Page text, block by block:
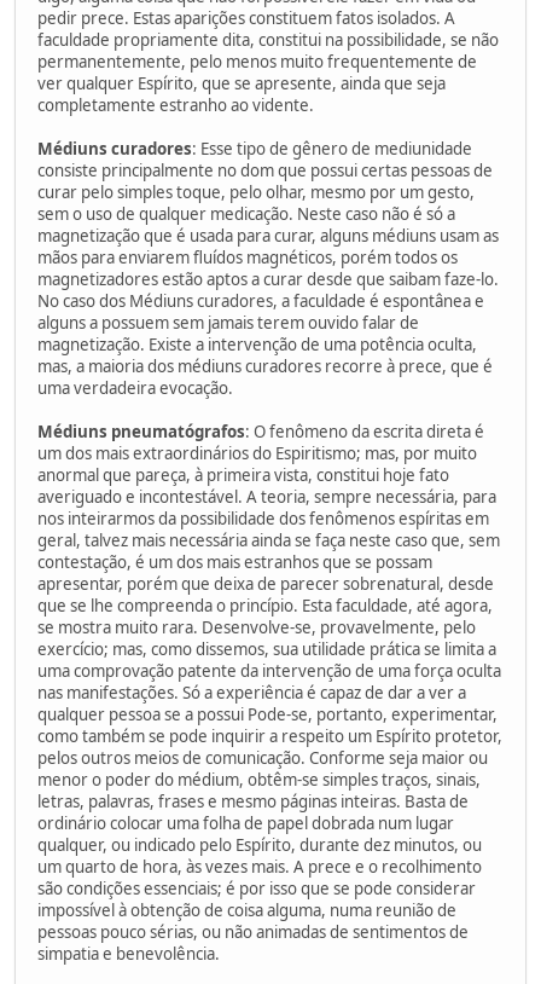
pedir prece. Estas aparições constituem fatos isolados. A
faculdade propriamente dita, constitui na possibilidade, se não
permanentemente, pelo menos muito frequentemente de
ver qualquer Espírito, que se apresente, ainda que seja
completamente estranho ao vidente.
Médiuns curadores: Esse tipo de gênero de mediunidade
consiste principalmente no dom que possui certas pessoas de
curar pelo simples toque, pelo olhar, mesmo por um gesto,
sem o uso de qualquer medicação. Neste caso não é só a
magnetização que é usada para curar, alguns médiuns usam as
mãos para enviarem fluídos magnéticos, porém todos os
magnetizadores estão aptos a curar desde que saibam faze-lo.
No caso dos Médiuns curadores, a faculdade é espontânea e
alguns a possuem sem jamais terem ouvido falar de
magnetização. Existe a intervenção de uma potência oculta,
mas, a maioria dos médiuns curadores recorre à prece, que é
uma verdadeira evocação.
Médiuns pneumatógrafos: O fenômeno da escrita direta é
um dos mais extraordinários do Espiritismo; mas, por muito
anormal que pareça, à primeira vista, constitui hoje fato
averiguado e incontestável. A teoria, sempre necessária, para
nos inteirarmos da possibilidade dos fenômenos espíritas em
geral, talvez mais necessária ainda se faça neste caso que, sem
contestação, é um dos mais estranhos que se possam
apresentar, porém que deixa de parecer sobrenatural, desde
que se lhe compreenda o princípio. Esta faculdade, até agora,
se mostra muito rara. Desenvolve-se, provavelmente, pelo
exercício; mas, como dissemos, sua utilidade prática se limita a
uma comprovação patente da intervenção de uma força oculta
nas manifestações. Só a experiência é capaz de dar a ver a
qualquer pessoa se a possui Pode-se, portanto, experimentar,
como também se pode inquirir a respeito um Espírito protetor,
pelos outros meios de comunicação. Conforme seja maior ou
menor o poder do médium, obtêm-se simples traços, sinais,
letras, palavras, frases e mesmo páginas inteiras. Basta de
ordinário colocar uma folha de papel dobrada num lugar
qualquer, ou indicado pelo Espírito, durante dez minutos, ou
um quarto de hora, às vezes mais. A prece e o recolhimento
são condições essenciais; é por isso que se pode considerar
impossível à obtenção de coisa alguma, numa reunião de
pessoas pouco sérias, ou não animadas de sentimentos de
simpatia e benevolência.